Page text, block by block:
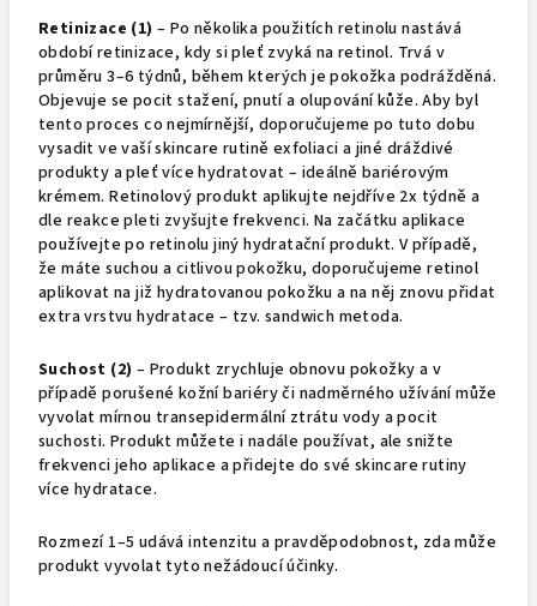
Retinizace (1) – Po několika použitích retinolu nastává
období retinizace, kdy si pleť zvyká na retinol. Trvá v
průměru 3–6 týdnů, během kterých je pokožka podrážděná.
Objevuje se pocit stažení, pnutí a olupování kůže. Aby byl
tento proces co nejmírnější, doporučujeme po tuto dobu
vysadit ve vaší skincare rutině exfoliaci a jiné dráždivé
produkty a pleť více hydratovat – ideálně bariérovým
krémem. Retinolový produkt aplikujte nejdříve 2x týdně a
dle reakce pleti zvyšujte frekvenci. Na začátku aplikace
používejte po retinolu jiný hydratační produkt. V případě,
že máte suchou a citlivou pokožku, doporučujeme retinol
aplikovat na již hydratovanou pokožku a na něj znovu přidat
extra vrstvu hydratace – tzv. sandwich metoda.
Suchost (2) – Produkt zrychluje obnovu pokožky a v
případě porušené kožní bariéry či nadměrného užívání může
vyvolat mírnou transepidermální ztrátu vody a pocit
suchosti. Produkt můžete i nadále používat, ale snižte
frekvenci jeho aplikace a přidejte do své skincare rutiny
více hydratace.
Rozmezí 1–5 udává intenzitu a pravděpodobnost, zda může
produkt vyvolat tyto nežádoucí účinky.